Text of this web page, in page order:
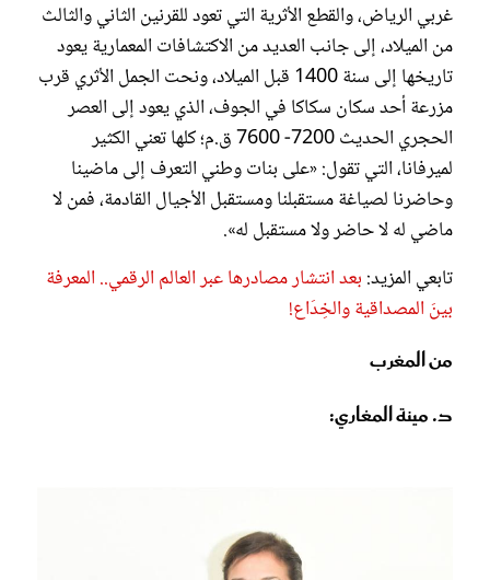
غربي الرياض، والقطع الأثرية التي تعود للقرنين الثاني والثالث
من الميلاد، إلى جانب العديد من الاكتشافات المعمارية يعود
تاريخها إلى سنة 1400 قبل الميلاد، ونحت الجمل الأثري قرب
مزرعة أحد سكان سكاكا في الجوف، الذي يعود إلى العصر
الحجري الحديث 7200- 7600 ق.م؛ كلها تعني الكثير
لميرفانا، التي تقول: «على بنات وطني التعرف إلى ماضينا
وحاضرنا لصياغة مستقبلنا ومستقبل الأجيال القادمة، فمن لا
ماضي له لا حاضر ولا مستقبل له».
تابعي المزيد: بعد انتشار مصادرها عبر العالم الرقمي.. المعرفة
بينَ المصداقية والخِدَاع!
من المغرب
د. مينة المغاري: